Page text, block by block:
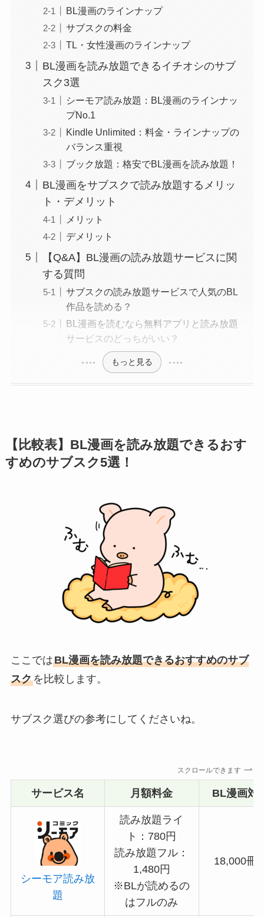
BL漫画のラインナップ
サブスクの料金
TL・女性漫画のラインナップ
BL漫画を読み放題できるイチオシのサブ
スク3選
シーモア読み放題：BL漫画のラインナッ
プNo.1
Kindle Unlimited：料金・ラインナップの
バランス重視
ブック放題：格安でBL漫画を読み放題！
BL漫画をサブスクで読み放題するメリッ
ト・デメリット
メリット
デメリット
【Q&A】BL漫画の読み放題サービスに関
する質問
サブスクの読み放題サービスで人気のBL
作品を読める？
BL漫画を読むなら無料アプリと読み放題
サービスのどっちがいい？
もっと見る
【比較表】BL漫画を読み放題できるおす
すめのサブスク5選！
ここではBL漫画を読み放題できるおすすめのサブ
スクを比較します。
サブスク選びの参考にしてくださいね。
スクロールできます
サービス名 月額料金 BL漫画対
シーモア読み放
題
読み放題ライ
ト：780円
読み放題フル：
1,480円
※BLが読めるの
はフルのみ
18,000冊